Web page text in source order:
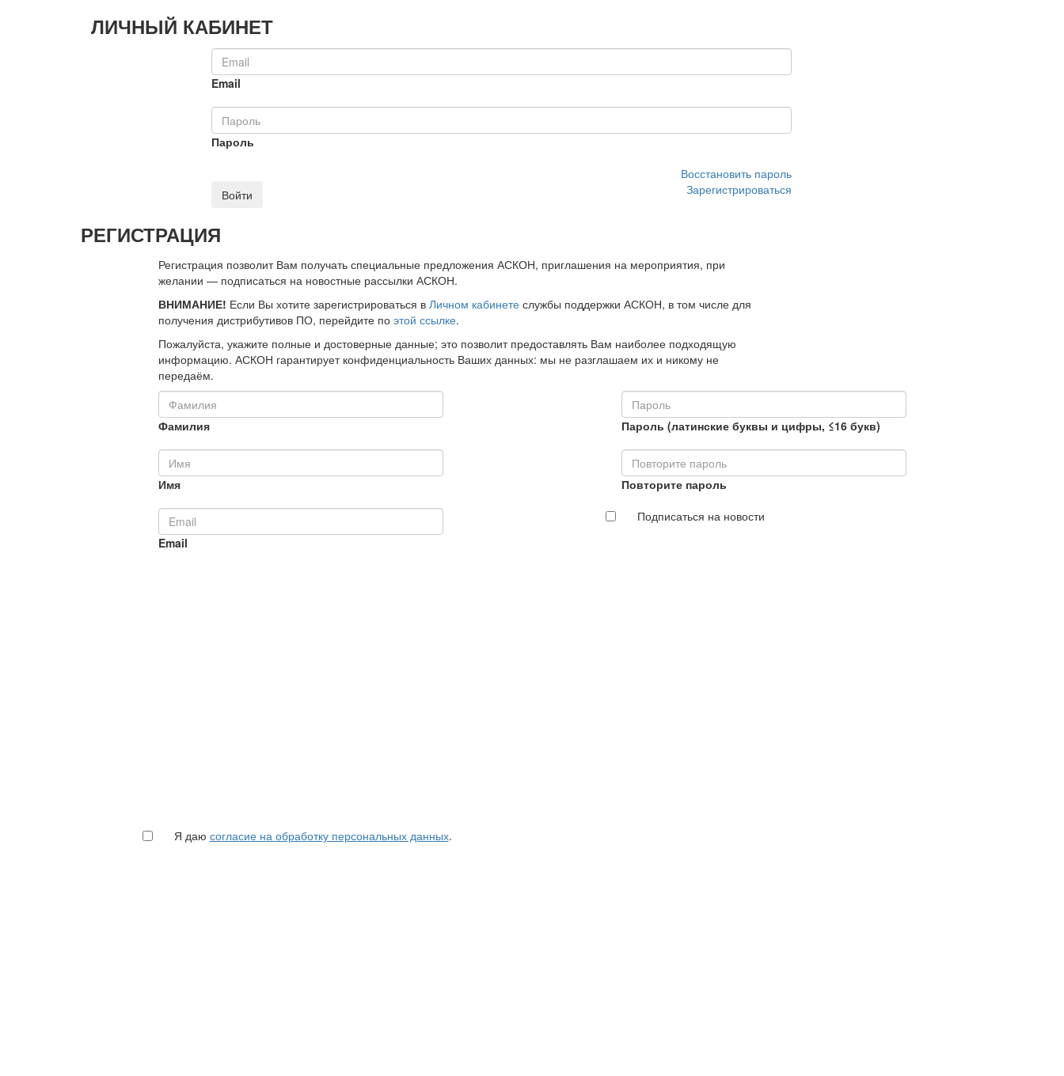
ЛИЧНЫЙ КАБИНЕТ
Email
Пароль
Восстановить пароль
Войти
Зарегистрироваться
РЕГИСТРАЦИЯ
Регистрация позволит Вам получать специальные предложения АСКОН, приглашения на мероприятия, при
желании — подписаться на новостные рассылки АСКОН.
ВНИМАНИЕ! Если Вы хотите зарегистрироваться в Личном кабинетеслужбы поддержки АСКОН, в том числе для
получения дистрибутивов ПО, перейдите по этой ссылке.
Пожалуйста, укажите полные и достоверные данные; это позволит предоставлять Вам наиболее подходящую
информацию. АСКОН гарантирует конфиденциальность Ваших данных: мы не разглашаем их и никому не
передаём.
Фамилия
Имя
Email
Пароль (латинские буквы и цифры, ≤16 букв)
Повторите пароль
Подписаться на новости
Я даю согласие на обработку персональных данных.